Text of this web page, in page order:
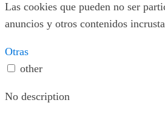
Las cookies que pueden no ser
anuncios y otros contenidos
Otras
other
No description